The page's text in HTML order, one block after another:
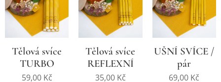
Tělová svíce
TURBO
59,00Kč
Tělová svíce
REFLEXNÍ
35,00Kč
UŠNÍ SVÍCE /
pár
69,00 Kč